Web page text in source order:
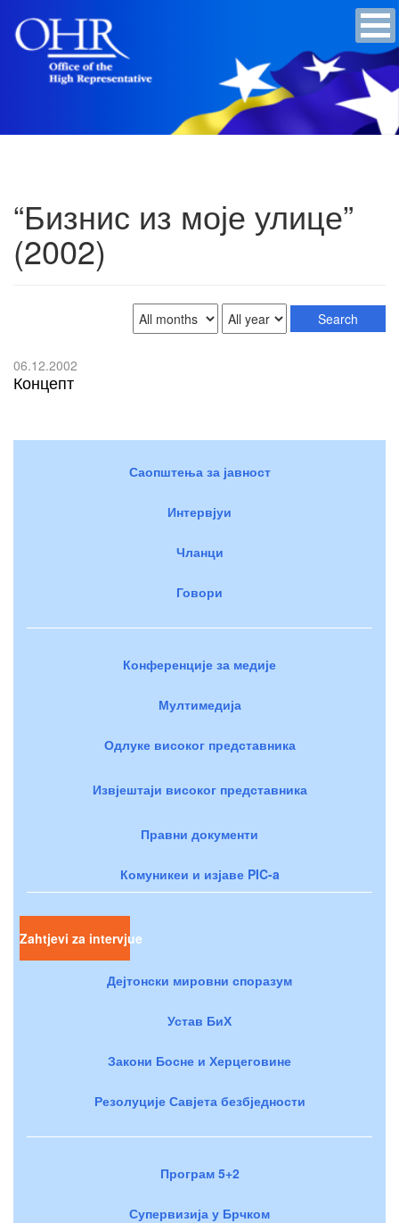
“Бизнис из моје улице”
(2002)
06.12.2002
Концепт
Саопштења за јавност
Интервјуи
Чланци
Говори
Конференције за медије
Мултимедија
Одлуке високог представника
Извјештаји високог представника
Правни документи
Комуникеи и изјаве PIC-a
Zahtjevi za intervjue
Дејтонски мировни споразум
Устав БиХ
Закони Босне и Херцеговине
Резолуције Савјета безбједности
Програм 5+2
Супервизија у Брчком